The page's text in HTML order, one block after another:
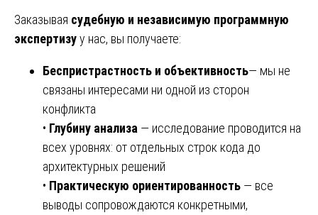
Заказывая судебную и независимую программную
экспертизуу нас, вы получаете:
Беспристрастность и объективность— мы не
связаны интересами ни одной из сторон
конфликта
• Глубину анализа — исследование проводится на
всех уровнях: от отдельных строк кода до
архитектурных решений
• Практическую ориентированность — все
выводы сопровождаются конкретными,